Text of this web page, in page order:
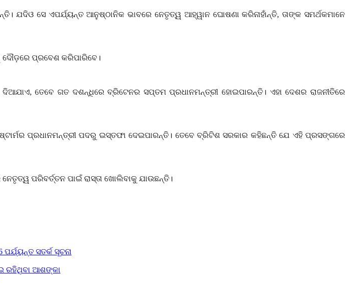
ଯଦିଓ ସେ ଏପର୍ଯ୍ୟନ୍ତ ଆନୁଷ୍ଠାନିକ ଭାବରେ ନେତୃତ୍ୱ ଆହ୍ୱାନ ଘୋଷଣା କରିନାହାଁନ୍ତି,ତାଙ୍କ ସମର୍ଥକମାନେ
ପ୍ରବେଶ କରିପାରିବେ।
ଦିଆଯାଏ,ତେବେ ଗତ ଦଶନ୍ଧିରେ ବ୍ରିଟେନର ସପ୍ତମ ପ୍ରଧାନମନ୍ତ୍ରୀ ହୋଇପାରନ୍ତି। ଏହା ଦେଶର ରାଜନୀତିରେ
ପ୍ରଧାନମନ୍ତ୍ରୀ ପଦରୁ ଇସ୍ତଫା ଦେଇପାରନ୍ତି। ତେବେ ବ୍ରିଟିଶ ସରକାର କହିଛନ୍ତି ଯେ ଏହି ପ୍ରସଙ୍ଗରେ
ପରିବର୍ତ୍ତନ ପାଇଁ ରାସ୍ତା ଖୋଲିବାକୁ ଯାଉଛନ୍ତି।
ସତର୍କ ସୂଚନା
ରହିଥିବା ଆଶଙ୍କା